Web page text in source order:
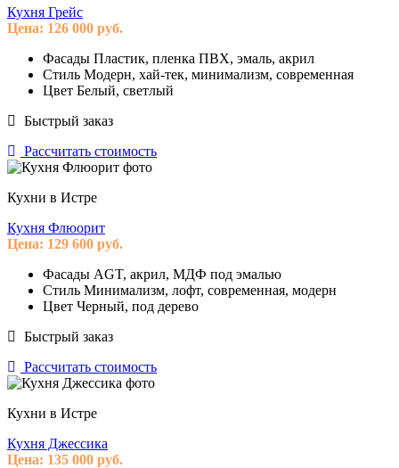
Кухня Грейс
Цена: 126 000 руб.
Фасады Пластик, пленка ПВХ, эмаль, акрил
Стиль Модерн, хай-тек, минимализм, современная
Цвет Белый, светлый
Быстрый заказ
Рассчитать стоимость
Кухни в Истре
Кухня Флюорит
Цена: 129 600 руб.
Фасады AGT, акрил, МДФ под эмалью
Стиль Минимализм, лофт, современная, модерн
Цвет Черный, под дерево
Быстрый заказ
Рассчитать стоимость
Кухни в Истре
Кухня Джессика
Цена: 135 000 руб.